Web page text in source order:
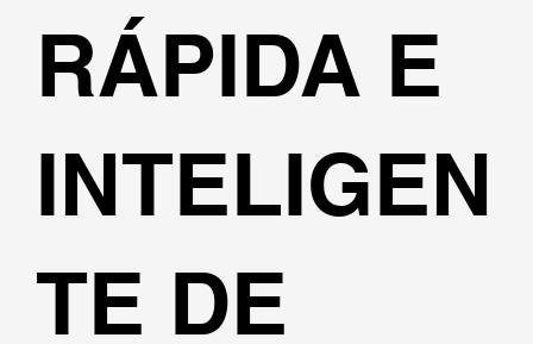
RÁPIDA E
INTELIGEN
TE DE